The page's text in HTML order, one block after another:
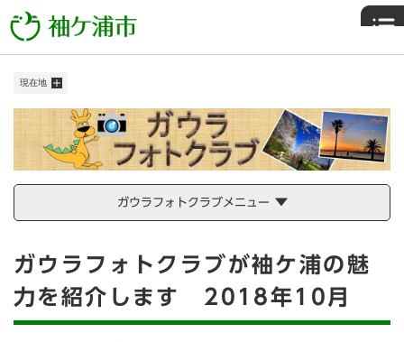
ー
メニューを飛ばして本文へ
現在地
ガウラフォトクラブメニュー
本
ガウラフォトクラブが袖ケ浦の魅
力を紹介します 2018年10月